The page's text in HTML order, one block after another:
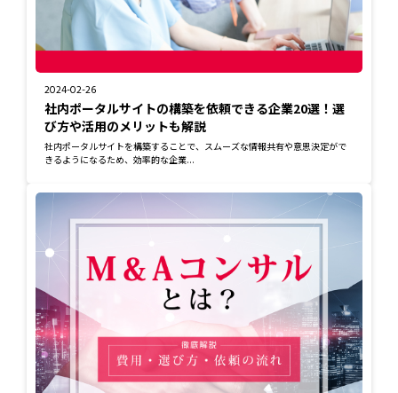
2024-02-26
社内ポータルサイトの構築を依頼できる企業20選！選
び方や活用のメリットも解説
社内ポータルサイトを構築することで、スムーズな情報共有や意思決定がで
きるようになるため、効率的な企業...